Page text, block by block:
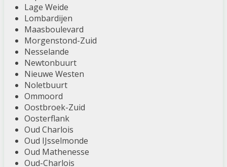
Lage Weide
Lombardijen
Maasboulevard
Morgenstond-Zuid
Nesselande
Newtonbuurt
Nieuwe Westen
Noletbuurt
Ommoord
Oostbroek-Zuid
Oosterflank
Oud Charlois
Oud IJsselmonde
Oud Mathenesse
Oud-Charlois